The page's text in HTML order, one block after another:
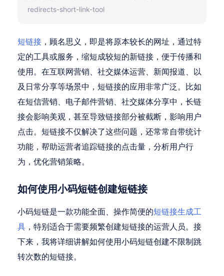
redirects-short-link-tool
短链接 ，顾名思义，即是将原本较长的网址，通过特
定的工具或服务，缩短成较短的新链接，便于传播和
使用。在互联网营销、社交媒体运营、新闻报道、以
及日常分享等场景中，短链接的应用非常广泛。比如
在短信营销、电子邮件营销、社交媒体分享中，长链
接会影响美观，甚至导致链接部分被截断，影响用户
点击。短链接不仅解决了这些问题，还常常自带统计
功能，帮助运营者追踪链接的点击量，分析用户行
为，优化营销策略。
如何使用小码短链创建短链接
小码短链是一款功能全面、操作简便的短链接生成工
具 ，特别适合于需要频繁创建短链接的运营人员。接
下来，我将详细讲解如何使用小码短链创建不限制跳
转次数的短链接。